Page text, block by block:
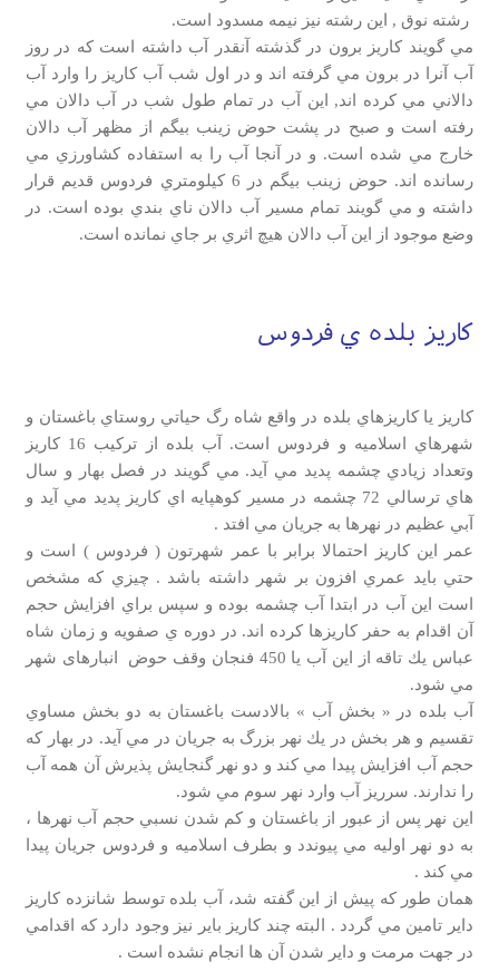
رشته نوق , اين رشته نيز نيمه مسدود است.
مي گويند كاريز برون در گذشته آنقدر آب داشته است كه در روز
آب آنرا در برون مي گرفته اند و در اول شب آب كاريز را وارد آب
دالاني مي كرده اند, اين آب در تمام طول شب در آب دالان مي
رفته است و صبح در پشت حوض زينب بيگم از مظهر آب دالان
خارج مي شده است. و در آنجا آب را به استفاده كشاورزي مي
رسانده اند. حوض زينب بيگم در 6 كيلومتري فردوس قديم قرار
داشته و مي گويند تمام مسير آب دالان ناي بندي بوده است. در
وضع موجود از اين آب دالان هيچ اثري بر جاي نمانده است.
کاریز بلده ي فردوس
كاريز يا كاريزهاي بلده در واقع شاه رگ حياتي روستاي باغستان و
شهرهاي اسلاميه و فردوس است. آب بلده از تركيب 16 كاريز
وتعداد زيادي چشمه پديد مي آيد. مي گويند در فصل بهار و سال
هاي ترسالي 72 چشمه در مسير كوهپايه اي كاريز پديد مي آيد و
آبي عظيم در نهرها به جريان مي افتد .
عمر اين كاريز احتمالا برابر با عمر شهرتون ( فردوس ) است و
حتي بايد عمري افزون بر شهر داشته باشد . چيزي كه مشخص
است اين آب در ابتدا آب چشمه بوده و سپس براي افزايش حجم
آن اقدام به حفر كاريزها كرده اند. در دوره ي صفويه و زمان شاه
عباس يك تاقه از اين آب يا 450 فنجان وقف حوض انبارهای شهر
مي شود.
آب بلده در « بخش آب » بالادست باغستان به دو بخش مساوي
تقسيم و هر بخش در يك نهر بزرگ به جريان در مي آيد. در بهار كه
حجم آب افزايش پيدا مي كند و دو نهر گنجايش پذيرش آن همه آب
را ندارند. سرريز آب وارد نهر سوم مي شود.
اين نهر پس از عبور از باغستان و كم شدن نسبي حجم آب نهرها ،
به دو نهر اوليه مي پيوندد و بطرف اسلاميه و فردوس جريان پيدا
مي كند .
همان طور كه پيش از اين گفته شد، آب بلده توسط شانزده كاريز
داير تامين مي گردد . البته چند كاريز باير نيز وجود دارد كه اقدامي
در جهت مرمت و داير شدن آن ها انجام نشده است .